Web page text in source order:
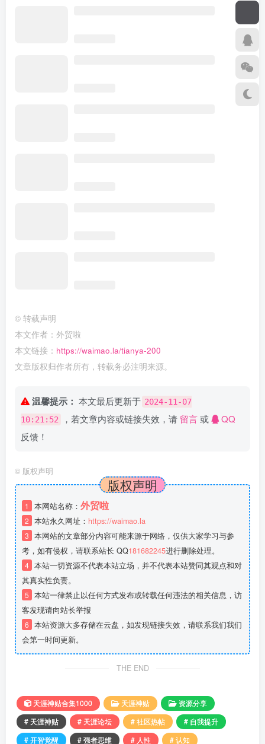
© 转载声明
本文作者：外贸啦
本文链接： https://waimao.la/tianya-200
文章版权归作者所有，转载务必注明来源。
温馨提示： 本文最后更新于 2024-11-07
10:21:52
，若文章内容或链接失效，请 留言或
QQ
反馈！
© 版权声明
版权声明
1 本网站名称： 外贸啦
2 本站永久网址： https://waimao.la
3 本网站的文章部分内容可能来源于网络，仅供大家学习与参
考，如有侵权，请联系站长 QQ181682245进行删除处理。
4 本站一切资源不代表本站立场，并不代表本站赞同其观点和对
其真实性负责。
5 本站一律禁止以任何方式发布或转载任何违法的相关信息，访
客发现请向站长举报
6 本站资源大多存储在云盘，如发现链接失效，请联系我们我们
会第一时间更新。
THE END
天涯神贴合集1000 天涯神贴
资源分享
# 天涯神贴
# 天涯论坛 # 社区热帖
# 自我提升
# 开智觉醒
# 强者思维 # 人性
# 认知